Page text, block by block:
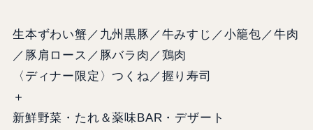
生本ずわい蟹／九州黒豚／牛みすじ／小籠包／牛肉
／豚肩ロース／豚バラ肉／鶏肉
〈ディナー限定〉つくね／握り寿司
＋
新鮮野菜・たれ＆薬味BAR・デザート